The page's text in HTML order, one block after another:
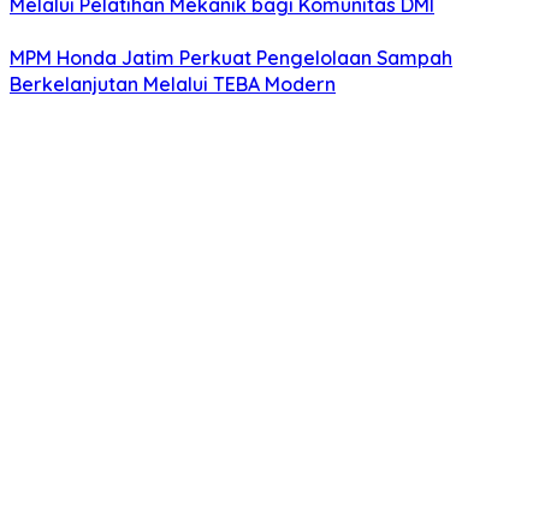
Melalui Pelatihan Mekanik bagi Komunitas DMI
MPM Honda Jatim Perkuat Pengelolaan Sampah
Berkelanjutan Melalui TEBA Modern